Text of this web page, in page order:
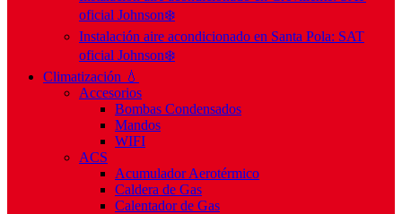
oficial Johnson❄️
Instalación aire acondicionado en Santa Pola: SAT
oficial Johnson❄️
Climatización 💧
Accesorios
Bombas Condensados
Mandos
WIFI
ACS
Acumulador Aerotérmico
Caldera de Gas
Calentador de Gas